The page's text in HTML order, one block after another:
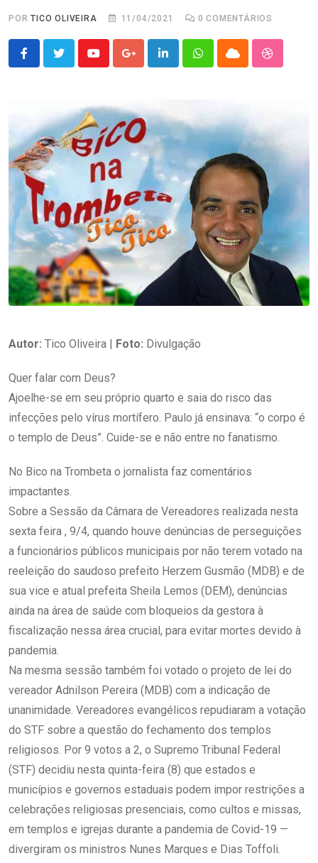
PORTICO OLIVEIRA 11/04/2021 0 COMENTÁRIOS
YoutubeGoogle+LinkedInWhatsappCloud
Autor: Tico Oliveira | Foto: Divulgação
Quer falar com Deus?
Ajoelhe-se em seu próprio quarto e saia do risco das
infecções pelo vírus mortífero. Paulo já ensinava: “o corpo é
o templo de Deus”. Cuide-se e não entre no fanatismo.
No Bico na Trombeta o jornalista faz comentários
impactantes.
Sobre a Sessão da Câmara de Vereadores realizada nesta
sexta feira , 9/4, quando houve denúncias de perseguições
a funcionários públicos municipais por não terem votado na
reeleição do saudoso prefeito Herzem Gusmão (MDB) e de
sua vice e atual prefeita Sheila Lemos (DEM), denúncias
ainda na área de saúde com bloqueios da gestora à
fiscalização nessa área crucial, para evitar mortes devido à
pandemia.
Na mesma sessão também foi votado o projeto de lei do
vereador Adnilson Pereira (MDB) com a indicação de
unanimidade. Vereadores evangélicos repudiaram a votação
do STF sobre a questão do fechamento dos templos
religiosos. Por 9 votos a 2, o Supremo Tribunal Federal
(STF) decidiu nesta quinta-feira (8) que estados e
municípios e governos estaduais podem impor restrições a
celebrações religiosas presenciais, como cultos e missas,
em templos e igrejas durante a pandemia de Covid-19 —
divergiram os ministros Nunes Marques e Dias Toffoli.